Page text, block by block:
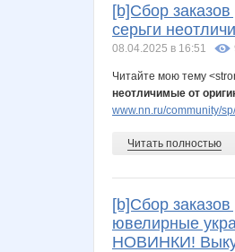
[b]Сбор
серьги
08.04.2025 в 16:51
Читайте мою тему
неотличимые от
www.nn.ru/community/
Читать полностью
[b]Сбор
ювелирные
НОВИНКИ!